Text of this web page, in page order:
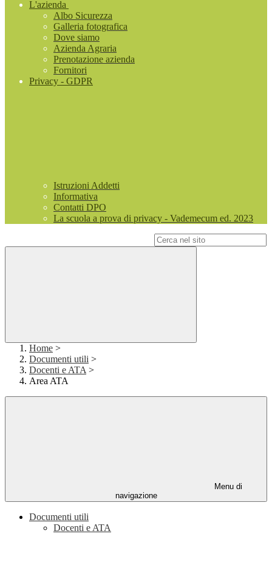
L'azienda
Albo Sicurezza
Galleria fotografica
Dove siamo
Azienda Agraria
Prenotazione azienda
Fornitori
Privacy - GDPR
Istruzioni Addetti
Informativa
Contatti DPO
La scuola a prova di privacy - Vademecum ed. 2023
Home >
Documenti utili >
Docenti e ATA >
Area ATA
Menu di
navigazione
Documenti utili
Docenti e ATA